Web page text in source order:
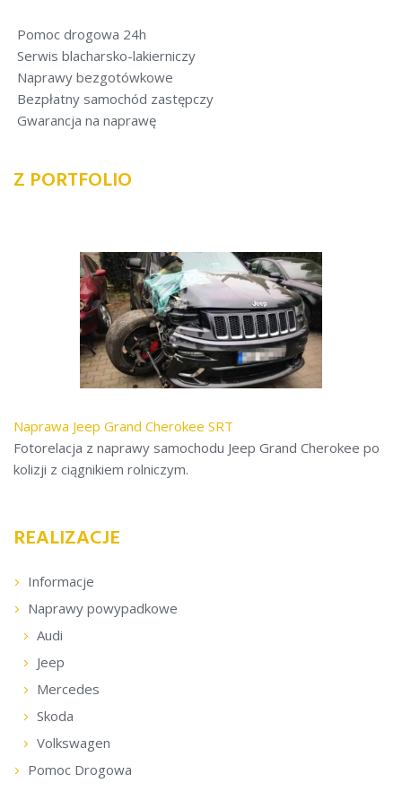
Pomoc drogowa 24h
Serwis blacharsko-lakierniczy
Naprawy bezgotówkowe
Bezpłatny samochód zastępczy
Gwarancja na naprawę
Z PORTFOLIO
Naprawa Jeep Grand Cherokee SRT
Fotorelacja z naprawy samochodu Jeep Grand Cherokee po
kolizji z ciągnikiem rolniczym.
REALIZACJE
Informacje
Naprawy powypadkowe
Audi
Jeep
Mercedes
Skoda
Volkswagen
Pomoc Drogowa